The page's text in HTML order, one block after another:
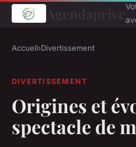
Accueil›Divertissement
DIVERTISSEMENT
Origines et
spectacle de